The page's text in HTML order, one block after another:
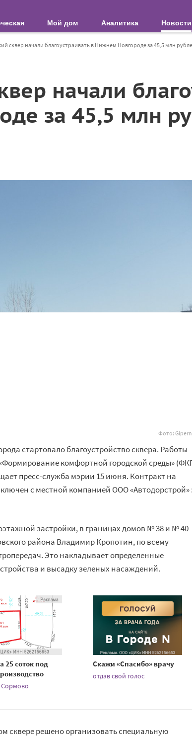
Мой дом Аналитика Новости
сквер начали благоустраивать в Нижнем Новгороде за 45,5 млн
начали
за 45,5 млн
Фото:
стартовало благоустройство сквера. Работы
комфортной городской среды»
пресс-служба мэрии 15 июня. Контракт на
с местной компанией ООО «Автодорстрой»
застройки, в границах домов № 38 и № 40
района Владимир Кропотин, по всему
Это накладывает определенные
и высадку зеленых насаждений.
25 соток под
Сормово
Скажи «Спасибо» врачу
отдав свой голос
сквере решено организовать специальную